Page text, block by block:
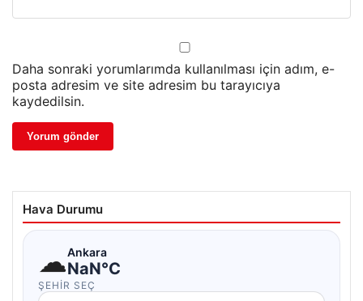
Daha sonraki yorumlarımda kullanılması için adım, e-
posta adresim ve site adresim bu tarayıcıya
kaydedilsin.
Hava Durumu
☁Ankara
NaN°C
ŞEHIR SEÇ